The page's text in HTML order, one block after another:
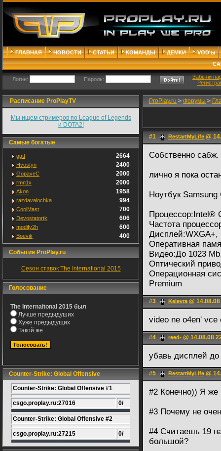
ГЛАВНАЯ НОВОСТИ СТАТЬИ КОМАНДЫ ДЕМКИ
VOD'ы
Логин: Пароль:
Забыли
Расписание ProPlayTV
Мы ищем стримеров по League of Legends
и DOTA2!
Самые богатые
ggtt 2664
Hvostyn 2400
GopaveC 2000
rmn1x 2000
Akon 1958
razdavalochka 994
CoolMast 700
Devostatortk 606
modify2h 600
Boevik 400
События ProPlay.ru
Сезон ставок The International 2015
Голосование
The Internaitonal 2015 был
Лучше предыдуших
Хуже предыдущих
Такой же
Counter-Strike: Global Offensive
Counter-Strike: Global Offensive #1
csgo.proplay.ru:27016 0/
Counter-Strike: Global Offensive #2
csgo.proplay.ru:27215 0/
ProPlay.ru > Форумы >
#1 RestartMyLife @
Собственно сабж.
лично я пока
Ноутбук Samsung
Процессор:Intel®
Частота
Дисплей:WXGA+,
Оперативная
Видео:До 1023
Оптический
Операционная
Premium
#3 Kelevra@
video ne o4en' vce
#4 reed- @ 14.08.08
убавь дисплей до
#5 RestartMyLife @
#2 Конечно)) Я же
#3 Почему не
#4 Считаешь 19
большой?